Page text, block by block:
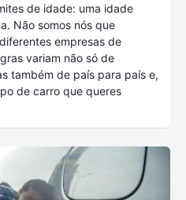
de idade: uma idade
Não somos nós que
empresas de
variam não só de
também de país para país e,
de carro que queres